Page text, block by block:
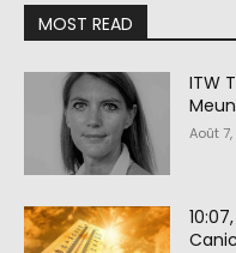
MOST READ
ITW
Août